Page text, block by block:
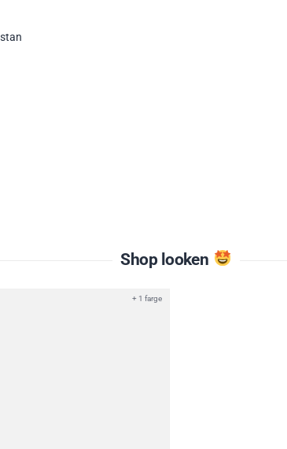
Shop looken
+ 1 farge